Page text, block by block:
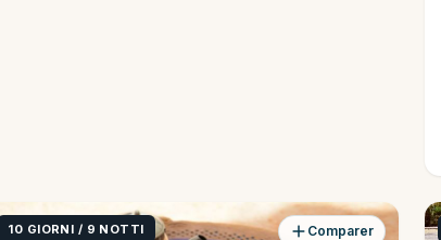
10 GIORNI / 9 NOTTI Comparer